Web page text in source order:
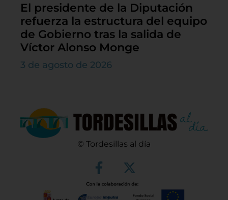
El presidente de la Diputación
refuerza la estructura del equipo
de Gobierno tras la salida de
Víctor Alonso Monge
3 de agosto de 2026
© Tordesillas al día